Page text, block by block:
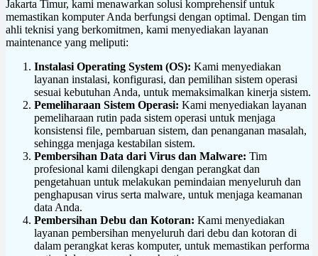
Jakarta Timur, kami menawarkan solusi komprehensif untuk
memastikan komputer Anda berfungsi dengan optimal. Dengan tim
ahli teknisi yang berkomitmen, kami menyediakan layanan
maintenance yang meliputi:
Instalasi Operating System (OS): Kami menyediakan
layanan instalasi, konfigurasi, dan pemilihan sistem operasi
sesuai kebutuhan Anda, untuk memaksimalkan kinerja sistem.
Pemeliharaan Sistem Operasi: Kami menyediakan layanan
pemeliharaan rutin pada sistem operasi untuk menjaga
konsistensi file, pembaruan sistem, dan penanganan masalah,
sehingga menjaga kestabilan sistem.
Pembersihan Data dari Virus dan Malware: Tim
profesional kami dilengkapi dengan perangkat dan
pengetahuan untuk melakukan pemindaian menyeluruh dan
penghapusan virus serta malware, untuk menjaga keamanan
data Anda.
Pembersihan Debu dan Kotoran: Kami menyediakan
layanan pembersihan menyeluruh dari debu dan kotoran di
dalam perangkat keras komputer, untuk memastikan performa